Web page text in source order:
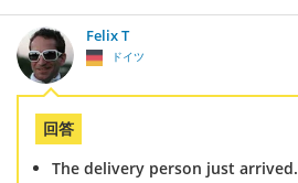
Felix T
ドイツ
回答
The delivery person just arrived.